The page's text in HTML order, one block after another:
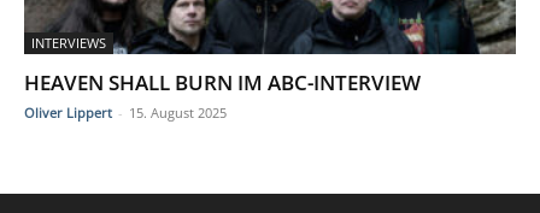
INTERVIEWS
HEAVEN SHALL BURN IM ABC-INTERVIEW
Oliver Lippert - 15. August 2025